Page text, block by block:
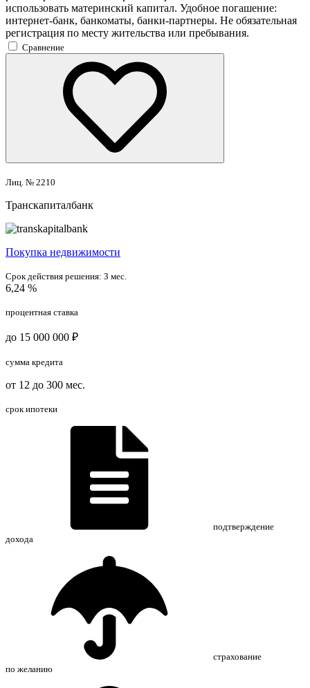
использовать материнский капитал. Удобное погашение:
интернет-банк, банкоматы, банки-партнеры. Не обязательная
регистрация по месту жительства или пребывания.
Сравнение
Лиц. № 2210
Транскапиталбанк
Покупка недвижимости
Срок действия решения: 3 мес.
6,24 %
процентная ставка
до 15 000 000 ₽
сумма кредита
от 12 до 300 мес.
срок ипотеки
подтверждение
дохода
страхование
по желанию